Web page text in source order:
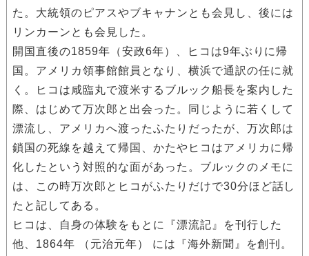
た。大統領のピアスやブキャナンとも会見し、後には
リンカーンとも会見した。
開国直後の1859年（安政6年）、ヒコは9年ぶりに帰
国。アメリカ領事館館員となり、横浜で通訳の任に就
く。ヒコは咸臨丸で渡米するブルック船長を案内した
際、はじめて万次郎と出会った。同じように若くして
漂流し、アメリカへ渡ったふたりだったが、万次郎は
鎖国の死線を越えて帰国、かたやヒコはアメリカに帰
化したという対照的な面があった。ブルックのメモに
は、この時万次郎とヒコがふたりだけで30分ほど話し
たと記してある。
ヒコは、自身の体験をもとに『漂流記』を刊行した
他、1864年 （元治元年） には『海外新聞』を創刊。